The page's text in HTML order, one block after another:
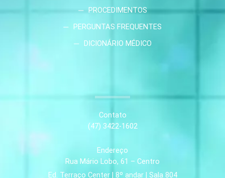
PROCEDIMENTOS
PERGUNTAS FREQUENTES
DICIONÁRIO MÉDICO
Contato
(47) 3422-1602
Endereço
Rua Mário Lobo, 61 – Centro
Ed. Terraço Center | 8º andar | Sala 804